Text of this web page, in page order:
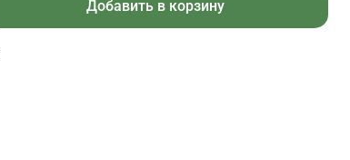
Добавить в корзину